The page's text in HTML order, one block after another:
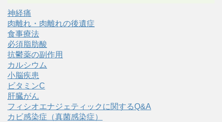
神経痛
肉離れ・肉離れの後遺症
食事療法
必須脂肪酸
抗鬱薬の副作用
カルシウム
小脳疾患
ビタミンC
肝臓がん
フィシオエナジェティックに関するQ&A
カビ感染症（真菌感染症）